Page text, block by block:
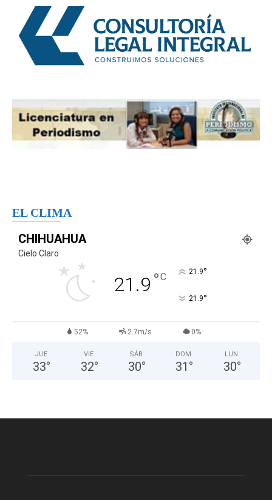
EL CLIMA
CHIHUAHUA
Cielo Claro
21.9 °C 21.9°
21.9°
52% 2.7m/s 0%
JUE
33°
VIE
32°
SÁB
30°
DOM
31 °
LUN
30°